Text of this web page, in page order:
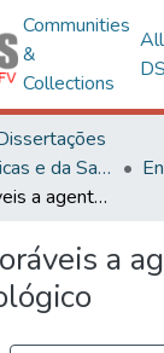
Communities
&
Collections
Ciências Biológicas e da Saúde
Plantas favoráveis a agentes de controle biológico
a